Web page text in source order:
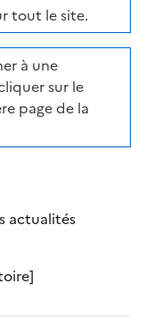
tout le site.
à une
sur le
page de la
actualités